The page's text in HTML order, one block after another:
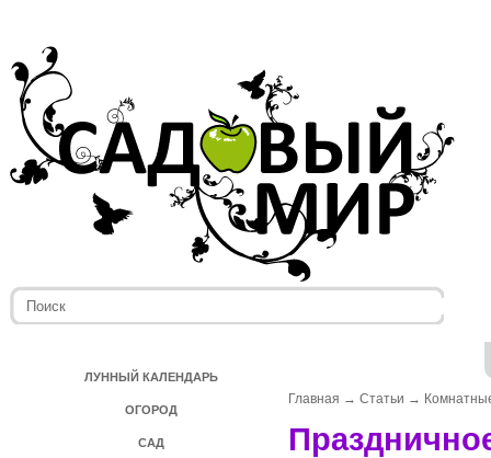
ЛУННЫЙ КАЛЕНДАРЬ
ОГОРОД
САД
Главная → Статьи →